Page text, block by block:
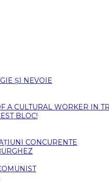
ȘI NEVOIE
A CULTURAL WORKER IN
BLOC!
CONCURENTE